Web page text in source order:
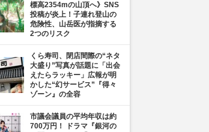
標高2354mの山頂へ》SNS
投稿が炎上！子連れ登山の
危険性、山岳医が指摘する
2つのリスク
くら寿司、閉店間際の“ネタ
大盛り”写真が話題に「出会
えたらラッキー」広報が明
かした“幻サービス”『得々
ゾーン』の全容
市議会議員の平均年収は約
700万円！ ドラマ『銀河の